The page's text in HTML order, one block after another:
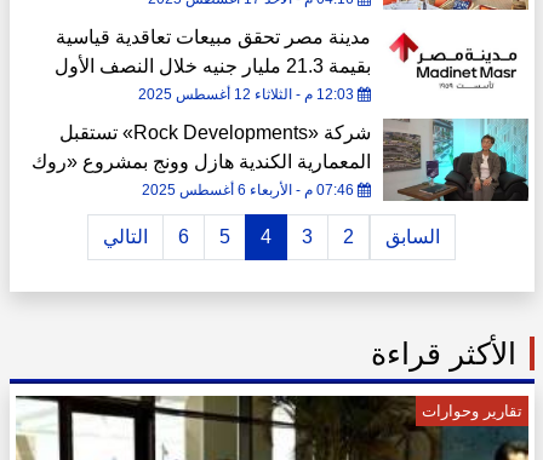
مدينة مصر تحقق مبيعات تعاقدية قياسية
بقيمة 21.3 مليار جنيه خلال النصف الأول
2025
12:03 م - الثلاثاء 12 أغسطس 2025
شركة «Rock Developments» تستقبل
المعمارية الكندية هازل وونج بمشروع «روك
كابيتال 1» بالعاصمة الإدارية استعدادًا
لتسليمه
07:46 م - الأربعاء 6 أغسطس 2025
السابق 2
3
4
5
6 التالي
الأكثر قراءة
تقارير وحوارات